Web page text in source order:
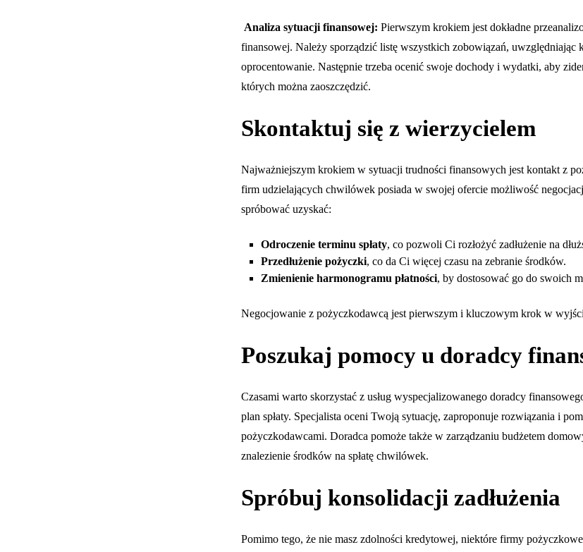
Analiza sytuacji finansowej: Pierwszym krokiem jest dokładne
finansowej. Należy sporządzić listę wszystkich zobowiązań, uwzględniając
oprocentowanie. Następnie trzeba ocenić swoje dochody i wydatki, aby
których można zaoszczędzić.
Skontaktuj się z wierzycielem
Najważniejszym krokiem w sytuacji trudności finansowych jest kontakt z
firm udzielających chwilówek posiada w swojej ofercie możliwość
spróbować uzyskać:
Odroczenie terminu spłaty, co pozwoli Ci rozłożyć zadłużenie na
Przedłużenie pożyczki, co da Ci więcej czasu na zebranie środków.
Zmienienie harmonogramu płatności, by dostosować go do swoich
Negocjowanie z pożyczkodawcą jest pierwszym i kluczowym krok w
Poszukaj pomocy u doradcy
Czasami warto skorzystać z usług wyspecjalizowanego doradcy
plan spłaty. Specjalista oceni Twoją sytuację, zaproponuje rozwiązania i
pożyczkodawcami. Doradca pomoże także w zarządzaniu budżetem
znalezienie środków na spłatę chwilówek.
Spróbuj konsolidacji zadłużenia
Pomimo tego, że nie masz zdolności kredytowej, niektóre firmy